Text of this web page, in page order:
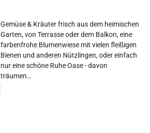
Gemüse & Kräuter frisch aus dem heimischen
Garten, von Terrasse oder dem Balkon, eine
farbenfrohe Blumenwiese mit vielen fleißigen
Bienen und anderen Nützlingen, oder einfach
nur eine schöne Ruhe Oase - davon
träumen…